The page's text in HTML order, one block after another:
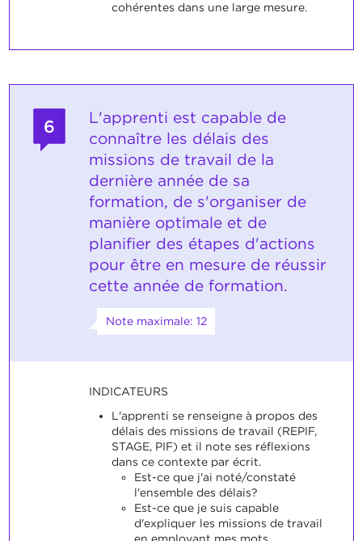
cohérentes dans une large mesure.
6
L'apprenti est capable de
connaître les délais des
missions de travail de la
dernière année de sa
formation, de s'organiser de
manière optimale et de
planifier des étapes d'actions
pour être en mesure de réussir
cette année de formation.
Note maximale: 12
INDICATEURS
L'apprenti se renseigne à propos des
délais des missions de travail (REPIF,
STAGE, PIF) et il note ses réflexions
dans ce contexte par écrit.
Est-ce que j'ai noté/constaté
l'ensemble des délais?
Est-ce que je suis capable
d'expliquer les missions de travail
en employant mes mots